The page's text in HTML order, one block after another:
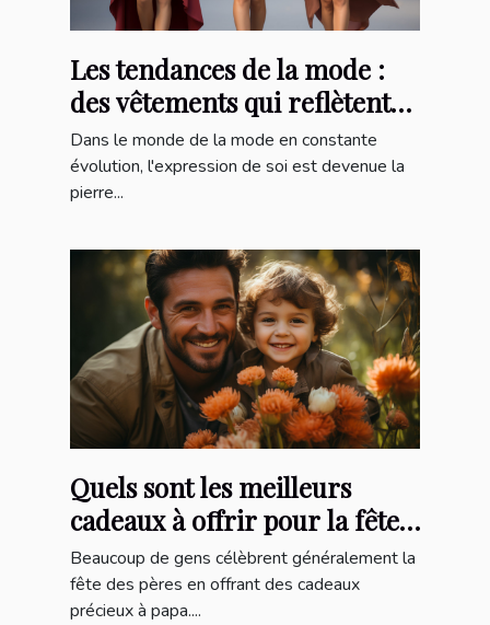
Les tendances de la mode :
des vêtements qui reflètent
votre style unique
Dans le monde de la mode en constante
évolution, l'expression de soi est devenue la
pierre...
Quels sont les meilleurs
cadeaux à offrir pour la fête
des pères ?
Beaucoup de gens célèbrent généralement la
fête des pères en offrant des cadeaux
précieux à papa....